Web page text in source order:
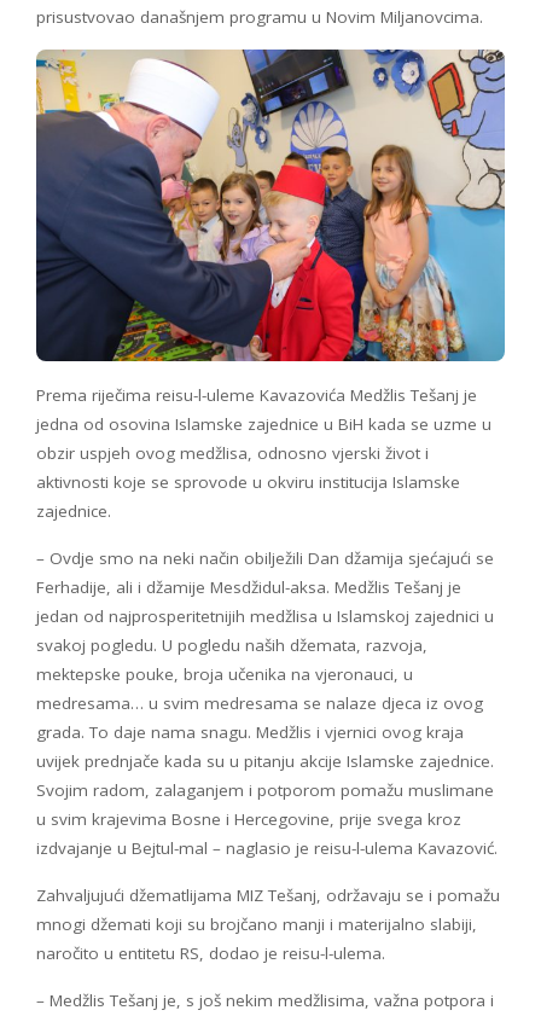
prisustvovao današnjem programu u Novim Miljanovcima.
Prema riječima reisu-l-uleme Kavazovića Medžlis Tešanj je
jedna od osovina Islamske zajednice u BiH kada se uzme u
obzir uspjeh ovog medžlisa, odnosno vjerski život i
aktivnosti koje se sprovode u okviru institucija Islamske
zajednice.
– Ovdje smo na neki način obilježili Dan džamija sjećajući se
Ferhadije, ali i džamije Mesdžidul-aksa. Medžlis Tešanj je
jedan od najprosperitetnijih medžlisa u Islamskoj zajednici u
svakoj pogledu. U pogledu naših džemata, razvoja,
mektepske pouke, broja učenika na vjeronauci, u
medresama… u svim medresama se nalaze djeca iz ovog
grada. To daje nama snagu. Medžlis i vjernici ovog kraja
uvijek prednjače kada su u pitanju akcije Islamske zajednice.
Svojim radom, zalaganjem i potporom pomažu muslimane
u svim krajevima Bosne i Hercegovine, prije svega kroz
izdvajanje u Bejtul-mal – naglasio je reisu-l-ulema Kavazović.
Zahvaljujući džematlijama MIZ Tešanj, održavaju se i pomažu
mnogi džemati koji su brojčano manji i materijalno slabiji,
naročito u entitetu RS, dodao je reisu-l-ulema.
– Medžlis Tešanj je, s još nekim medžlisima, važna potpora i